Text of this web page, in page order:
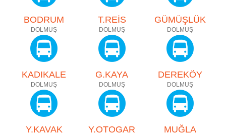
BODRUM
DOLMUŞ
T.REİS
DOLMUŞ
GÜMÜŞLÜK
DOLMUŞ
KADIKALE
DOLMUŞ
G.KAYA
DOLMUŞ
DEREKÖY
DOLMUŞ
Y.KAVAK Y.OTOGAR MUĞLA